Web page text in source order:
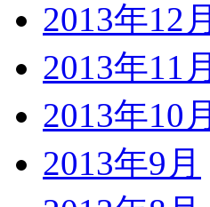
2013年12月
2013年11月
2013年10月
2013年9月